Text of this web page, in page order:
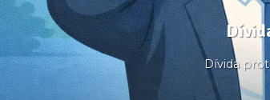
Dívida